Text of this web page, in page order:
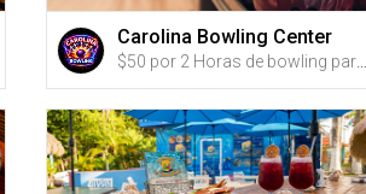
Carolina Bowling Center
$50 por 2 Horas de bowling para hasta 8 personas + Incluye alquiler de zapatos para hasta 8 personas